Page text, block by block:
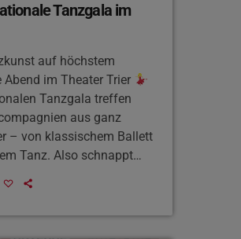
Tanzgala im
auf höchstem
Abend im Theater Trier
Tanzgala treffen
aus ganz
– von klassischem Ballett
Tanz. Also schnappt